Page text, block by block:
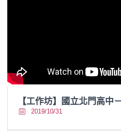
【工作坊】國立北門高中
2019/10/31